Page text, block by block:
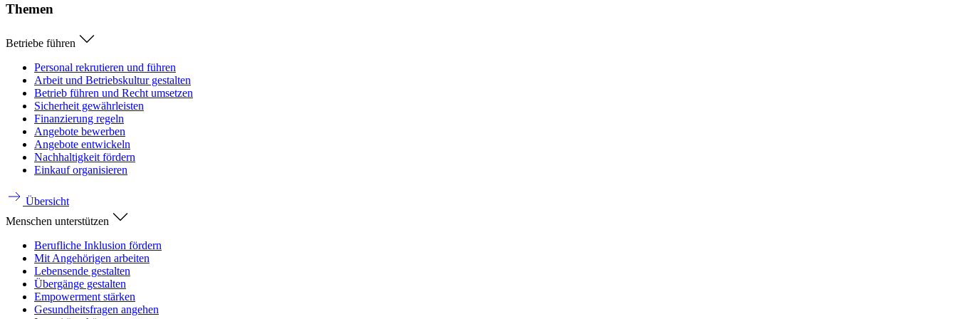
Themen
Betriebe führen
Personal rekrutieren und führen
Arbeit und Betriebskultur gestalten
Betrieb führen und Recht umsetzen
Sicherheit gewährleisten
Finanzierung regeln
Angebote bewerben
Angebote entwickeln
Nachhaltigkeit fördern
Einkauf organisieren
Übersicht
Menschen unterstützen
Berufliche Inklusion fördern
Mit Angehörigen arbeiten
Lebensende gestalten
Übergänge gestalten
Empowerment stärken
Gesundheitsfragen angehen